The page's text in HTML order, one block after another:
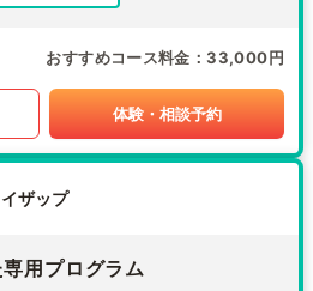
おすすめコース料金 33,000円
体験・相談予約
ザップ
用プログラム